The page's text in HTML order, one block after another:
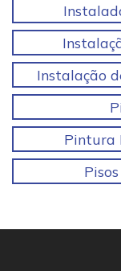
Instalação
Pintura